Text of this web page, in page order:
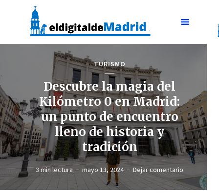
TURISMO
Descubre la magia del
Kilómetro 0 en Madrid:
un punto de encuentro
lleno de historia y
tradición
3 min lectura mayo 13, 2024 Dejar comentario